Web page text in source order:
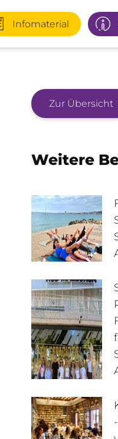
Infomaterial
Infomaterial
+49 3727 95 92 977
Zur Übersicht
Weitere